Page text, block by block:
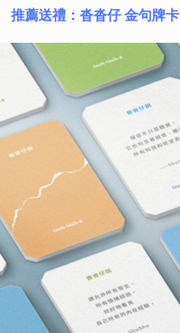
推薦送禮：沓沓仔 金句牌卡